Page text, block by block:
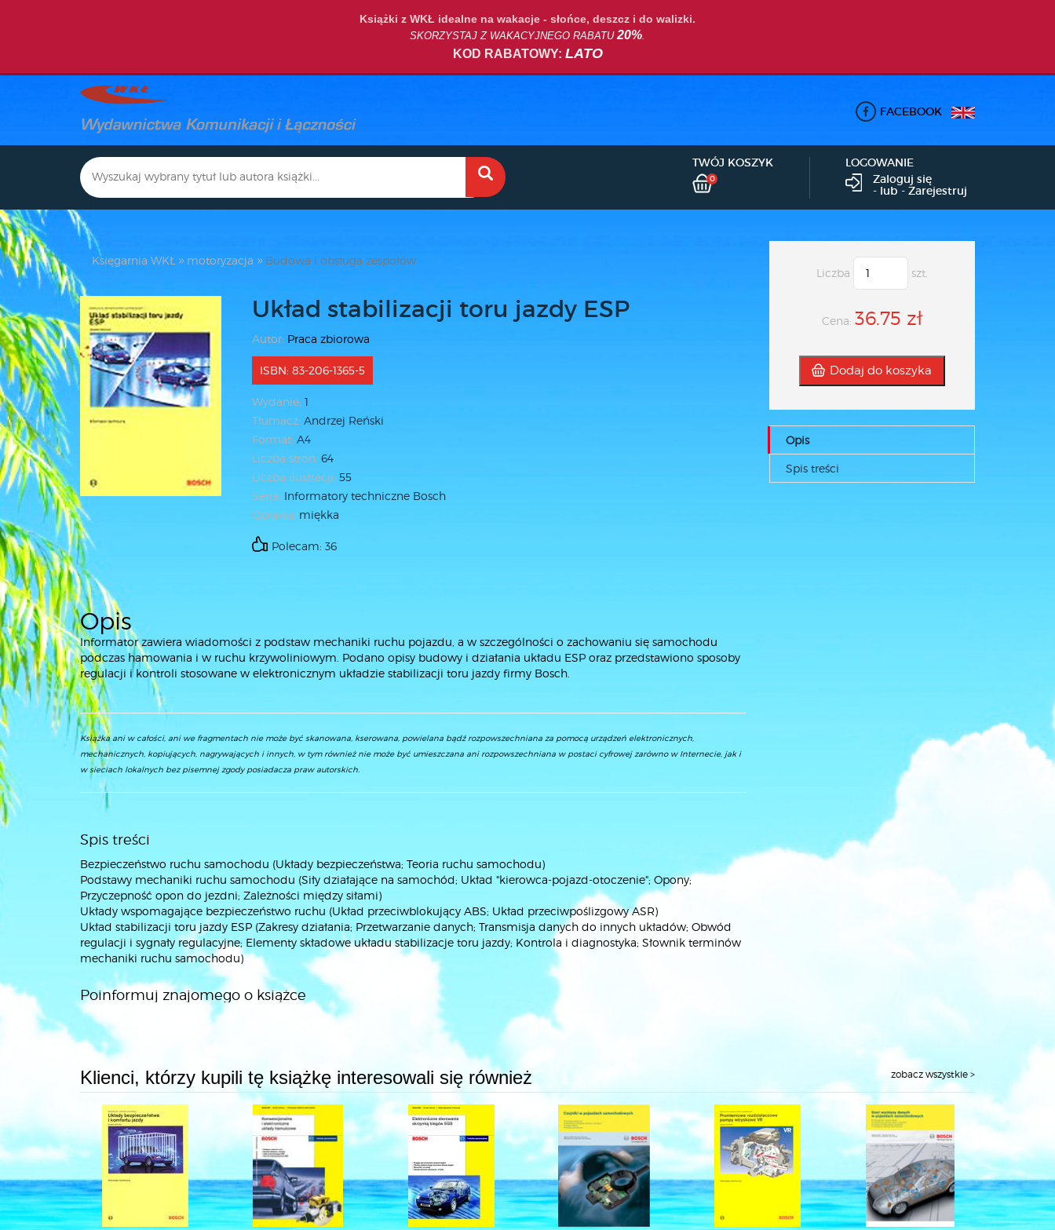
Książki z WKŁ idealne na wakacje - słońce, deszcz i do walizki.
SKORZYSTAJ Z WAKACYJNEGO RABATU20%.
KOD RABATOWY: LATO
FACEBOOK
TWÓJ KOSZYK
0
LOGOWANIE
Zaloguj się
- lub - Zarejestruj
Księgarnia WKŁ motoryzacja Budowa i obsługa zespołów
Układ stabilizacji toru jazdy ESP
Autor: Praca zbiorowa
ISBN: 83-206-1365-5
Wydanie: 1
Tłumacz: Andrzej Reński
Format: A4
Liczba stron: 64
Liczba ilustracji: 55
Seria: Informatory techniczne Bosch
Oprawa: miękka
Polecam: 36
Opis
Informator zawiera wiadomości z podstaw mechaniki ruchu pojazdu, a w szczególności o zachowaniu się samochodu
podczas hamowania i w ruchu krzywoliniowym. Podano opisy budowy i działania układu ESP oraz przedstawiono sposoby
regulacji i kontroli stosowane w elektronicznym układzie stabilizacji toru jazdy firmy Bosch.
Książka ani w całości, ani we fragmentach nie może być skanowana, kserowana, powielana bądź rozpowszechniana za pomocą urządzeń elektronicznych,
mechanicznych, kopiujących, nagrywających i innych, w tym również nie może być umieszczana ani rozpowszechniana w postaci cyfrowej zarówno w Internecie, jak i
w sieciach lokalnych bez pisemnej zgody posiadacza praw autorskich.
Spis treści
Bezpieczeństwo ruchu samochodu (Układy bezpieczeństwa; Teoria ruchu samochodu)
Podstawy mechaniki ruchu samochodu (Siły działające na samochód; Układ "kierowca-pojazd-otoczenie"; Opony;
Przyczepność opon do jezdni; Zależności między siłami)
Układy wspomagające bezpieczeństwo ruchu (Układ przeciwblokujący ABS; Układ przeciwpoślizgowy ASR)
Układ stabilizacji toru jazdy ESP (Zakresy działania; Przetwarzanie danych; Transmisja danych do innych układów; Obwód
regulacji i sygnały regulacyjne; Elementy składowe układu stabilizacje toru jazdy; Kontrola i diagnostyka; Słownik terminów
mechaniki ruchu samochodu)
Poinformuj znajomego o książce
Liczba szt.
Cena: 36.75 zł
Dodaj do koszyka
Opis
Spis treści
Klienci, którzy kupili tę książkę interesowali się również zobacz wszystkie >